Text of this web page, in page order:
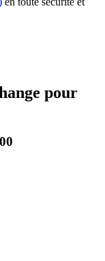
de copy
pour